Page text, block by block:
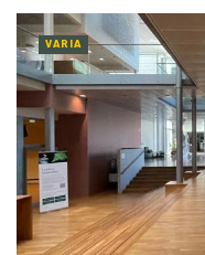
VARIA